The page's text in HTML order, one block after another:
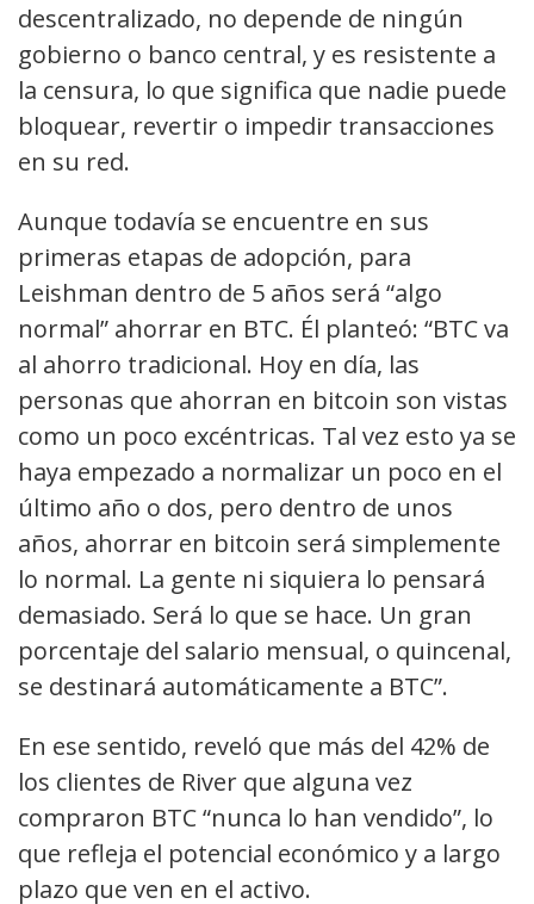
descentralizado, no depende de ningún
gobierno o banco central, y es resistente a
la censura, lo que significa que nadie puede
bloquear, revertir o impedir transacciones
en su red.
Aunque todavía se encuentre en sus
primeras etapas de adopción, para
Leishman dentro de 5 años será “algo
normal” ahorrar en BTC. Él planteó: “BTC va
al ahorro tradicional. Hoy en día, las
personas que ahorran en bitcoin son vistas
como un poco excéntricas. Tal vez esto ya se
haya empezado a normalizar un poco en el
último año o dos, pero dentro de unos
años, ahorrar en bitcoin será simplemente
lo normal. La gente ni siquiera lo pensará
demasiado. Será lo que se hace. Un gran
porcentaje del salario mensual, o quincenal,
se destinará automáticamente a BTC”.
En ese sentido, reveló que más del 42% de
los clientes de River que alguna vez
compraron BTC “nunca lo han vendido”, lo
que refleja el potencial económico y a largo
plazo que ven en el activo.